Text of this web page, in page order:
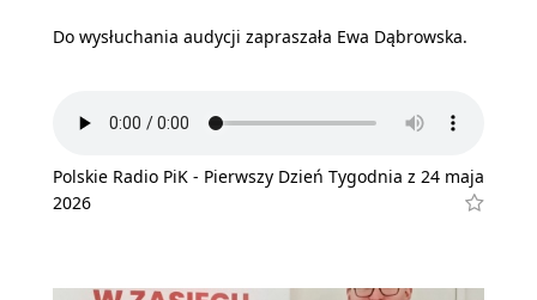
Do wysłuchania audycji zapraszała Ewa Dąbrowska.
Polskie Radio PiK - Pierwszy Dzień Tygodnia z 24 maja
2026